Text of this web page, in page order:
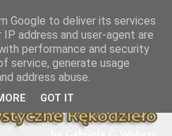
Google to deliver its services
address and user-agent are
performance and security
service, generate usage
address abuse.
GOT IT